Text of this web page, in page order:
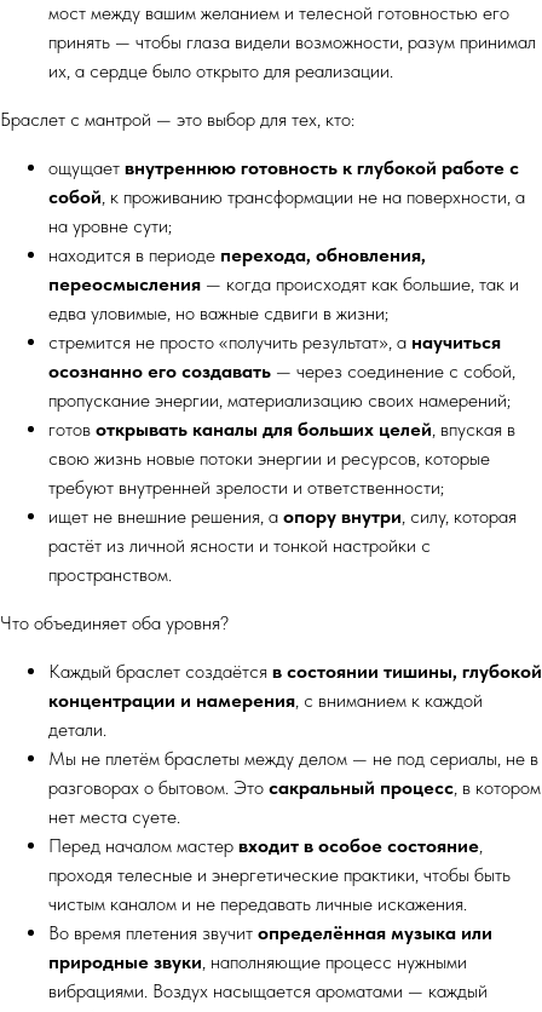
мост между вашим желанием и телесной готовностью его
принять — чтобы глаза видели возможности, разум принимал
их, а сердце было открыто для реализации.
Браслет с мантрой — это выбор для тех, кто:
ощущает внутреннюю готовность к глубокой работе с
собой, к проживанию трансформации не на поверхности, а
на уровне сути;
находится в периоде перехода, обновления,
переосмысления — когда происходят как большие, так и
едва уловимые, но важные сдвиги в жизни;
стремится не просто «получить результат», а научиться
осознанно его создавать — через соединение с собой,
пропускание энергии, материализацию своих намерений;
готов открывать каналы для больших целей, впуская в
свою жизнь новые потоки энергии и ресурсов, которые
требуют внутренней зрелости и ответственности;
ищет не внешние решения, а опору внутри, силу, которая
растёт из личной ясности и тонкой настройки с
пространством.
Что объединяет оба уровня?
Каждый браслет создаётся в состоянии тишины, глубокой
концентрации и намерения, с вниманием к каждой
детали.
Мы не плетём браслеты между делом — не под сериалы, не в
разговорах о бытовом. Это сакральный процесс, в котором
нет места суете.
Перед началом мастер входит в особое состояние,
проходя телесные и энергетические практики, чтобы быть
чистым каналом и не передавать личные искажения.
Во время плетения звучит определённая музыка или
природные звуки, наполняющие процесс нужными
вибрациями. Воздух насыщается ароматами — каждый